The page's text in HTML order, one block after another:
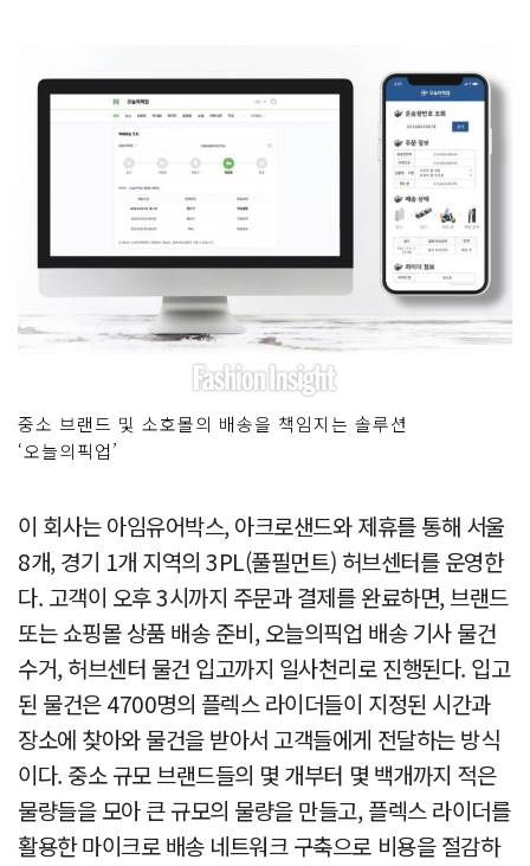
중소 브랜드 및 소호몰의 배송을 책임지는 솔루션
‘오늘의픽업’
이 회사는 아임유어박스, 아크로샌드와 제휴를 통해 서울
8개, 경기 1개 지역의 3PL(풀필먼트) 허브센터를 운영한
다. 고객이 오후 3시까지 주문과 결제를 완료하면, 브랜드
또는 쇼핑몰 상품 배송 준비, 오늘의픽업 배송 기사 물건
수거, 허브센터 물건 입고까지 일사천리로 진행된다. 입고
된 물건은 4700명의 플렉스 라이더들이 지정된 시간과
장소에 찾아와 물건을 받아서 고객들에게 전달하는 방식
이다. 중소 규모 브랜드들의 몇 개부터 몇 백개까지 적은
물량들을 모아 큰 규모의 물량을 만들고, 플렉스 라이더를
활용한 마이크로 배송 네트워크 구축으로 비용을 절감하